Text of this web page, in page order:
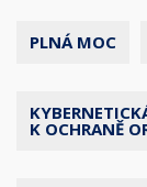
PLNÁ MOC
K OCHRANĚ